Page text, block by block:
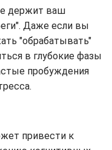
держит ваш
Даже если вы
"обрабатывать"
в глубокие фазы
пробуждения
привести к